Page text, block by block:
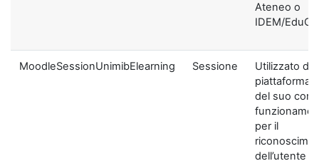
Ateneo o
IDEM/
MoodleSessionUnimibElearning Sessione
Utilizzato
piattaforma
del suo
per il
dell’utente